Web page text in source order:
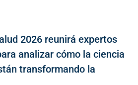
2026 reunirá expertos
analizar cómo la ciencia
transformando la